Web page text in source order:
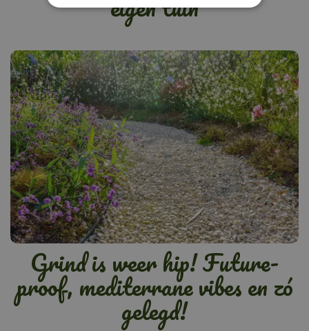
Grind is weer hip! Future-
proof, mediterrane vibes en zó
gelegd!